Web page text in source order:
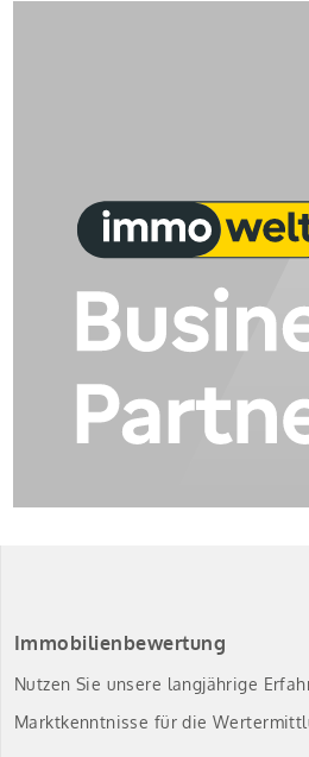
Immobilienbewertung
Nutzen Sie unsere langjährige
Marktkenntnisse für die